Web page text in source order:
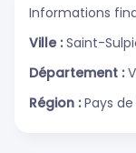
Informations
Ville : Saint-
Département :
Région : Pays